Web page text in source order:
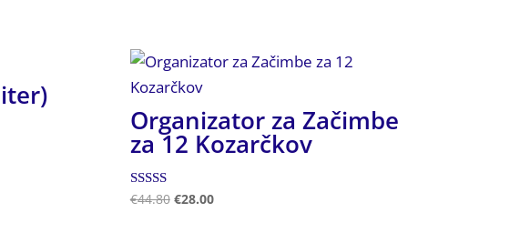
Organizator za Začimbe
za 12 Kozarčkov
Ocenjeno
€44.80 €28.00